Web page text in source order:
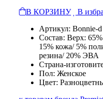
В КОРЗИНУ
В
Артикул: Bonnie-d
Состав: Верх:
15% кожа/ 5%
резина/ 20% ЭВА
Страна-
Пол: Женское
Цвет: